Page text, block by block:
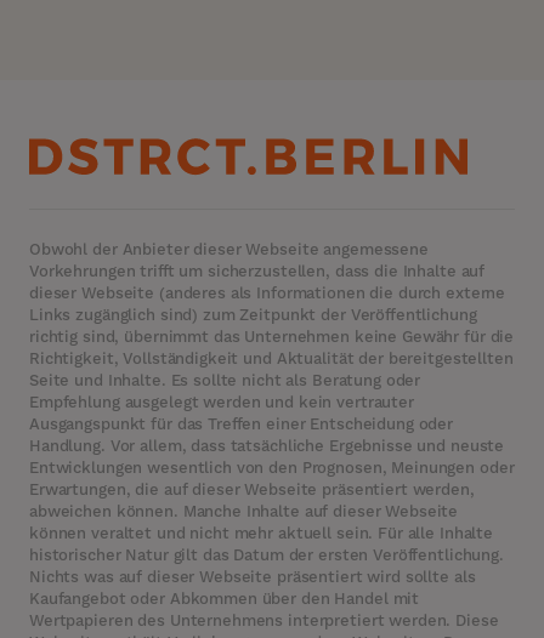
Obwohl der Anbieter dieser Webseite angemessene
Vorkehrungen trifft um sicherzustellen, dass die Inhalte auf
dieser Webseite (anderes als Informationen die durch externe
Links zugänglich sind) zum Zeitpunkt der Veröffentlichung
richtig sind, übernimmt das Unternehmen keine Gewähr für die
Richtigkeit, Vollständigkeit und Aktualität der bereitgestellten
Seite und Inhalte. Es sollte nicht als Beratung oder
Empfehlung ausgelegt werden und kein vertrauter
Ausgangspunkt für das Treffen einer Entscheidung oder
Handlung. Vor allem, dass tatsächliche Ergebnisse und neuste
Entwicklungen wesentlich von den Prognosen, Meinungen oder
Erwartungen, die auf dieser Webseite präsentiert werden,
abweichen können. Manche Inhalte auf dieser Webseite
können veraltet und nicht mehr aktuell sein. Für alle Inhalte
historischer Natur gilt das Datum der ersten Veröffentlichung.
Nichts was auf dieser Webseite präsentiert wird sollte als
Kaufangebot oder Abkommen über den Handel mit
Wertpapieren des Unternehmens interpretiert werden. Diese